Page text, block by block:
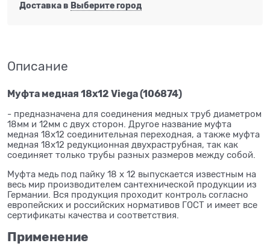
Доставка в Выберите город
Описание
Муфта медная 18x12 Viega (106874)
- предназначена для соединения медных труб диаметром
18мм и 12мм с двух сторон. Другое название муфта
медная 18x12 соединительная переходная, а также муфта
медная 18x12 редукционная двухраструбная, так как
соединяет только трубы разных размеров между собой.
Муфта медь под пайку 18 x 12 выпускается известным на
весь мир производителем сантехнической продукции из
Германии. Вся продукция проходит контроль согласно
европейских и российских нормативов ГОСТ и имеет все
сертификаты качества и соответствия.
Применение